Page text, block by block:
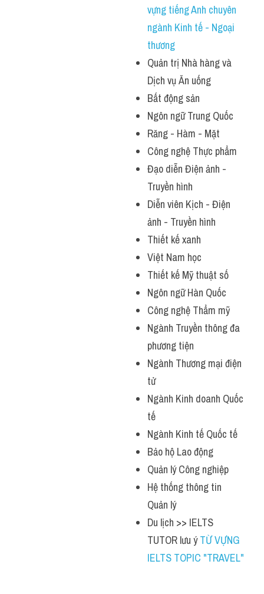
vựng tiếng Anh chuyên
ngành Kinh tế - Ngoại
thương
Quản trị Nhà hàng và
Dịch vụ Ăn uống
Bất động sản
Ngôn ngữ Trung Quốc
Răng - Hàm - Mặt
Công nghệ Thực phẩm
Đạo diễn Điện ảnh -
Truyền hình
Diễn viên Kịch - Điện
ảnh - Truyền hình
Thiết kế xanh
Việt Nam học
Thiết kế Mỹ thuật số
Ngôn ngữ Hàn Quốc
Công nghệ Thẩm mỹ
Ngành Truyền thông đa
phương tiện
Ngành Thương mại điện
tử
Ngành Kinh doanh Quốc
tế
Ngành Kinh tế Quốc tế
Bảo hộ Lao động
Quản lý Công nghiệp
Hệ thống thông tin
Quản lý
Du lịch >> IELTS
TUTOR lưu ý TỪ VỰNG
IELTS TOPIC "TRAVEL"